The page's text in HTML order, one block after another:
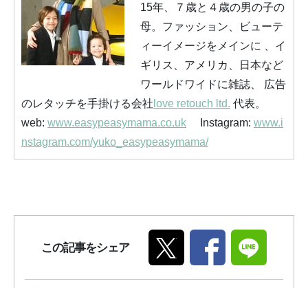
15年、７歳と４歳の男の子の
母。ファッション、ビューテ
ィーイメージをメインに 、イ
ギリス、アメリカ、日本など
ワールドワイドに雑誌、 広告
のレタッチを手掛ける会社 love retouch ltd. 代表。
web: www.easypeasymama.co.uk Instagram: www.i
nstagram.com/yuko_easypeasymama/
この記事をシェア